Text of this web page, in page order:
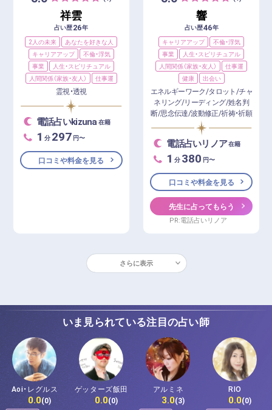
祥雲
占い歴26年
2人の未来
あなたを好きな人
キャリアアップ
不倫・浮気
事業
人生・スピリチュアル
人間関係（家族・友人）
仕事運
霊視・透視
電話占いkizuna在籍
1 分 297 円〜
口コミや料金を見る
響
占い歴46年
キャリアアップ
不倫・浮気
事業
人生・スピリチュアル
人間関係（家族・友人）
仕事運
健康
出会い
エネルギーワーク/タロット/チャ
ネリング/リーディング/姓名判
断/思念伝達/波動修正/祈祷・祈願
電話占いリノア在籍
1 分 380 円〜
口コミや料金を見る
先生に占ってもらう
PR:電話占いリノア
さらに表示
いま見られている注目の占い師
Aoi・レグルス
0.0(0)
ゲッターズ飯田
0.0(0)
アルミネ
3.0(3)
RIO
0.0(0)